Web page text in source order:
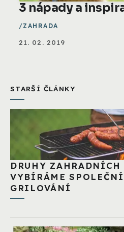
3 nápady a
ZAHRADA
21. 02. 2019
STARŠÍ ČLÁNKY
DRUHY
VYBÍRÁME
GRILOVÁNÍ